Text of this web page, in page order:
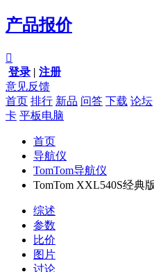
产品报价

登录 | 注册
意见反馈
首页 排行 新品 问答 下载 论坛
卡 平板电脑
首页
导航仪
TomTom导航仪
TomTom XXL540S经典版
综述
参数
比价
图片
讨论